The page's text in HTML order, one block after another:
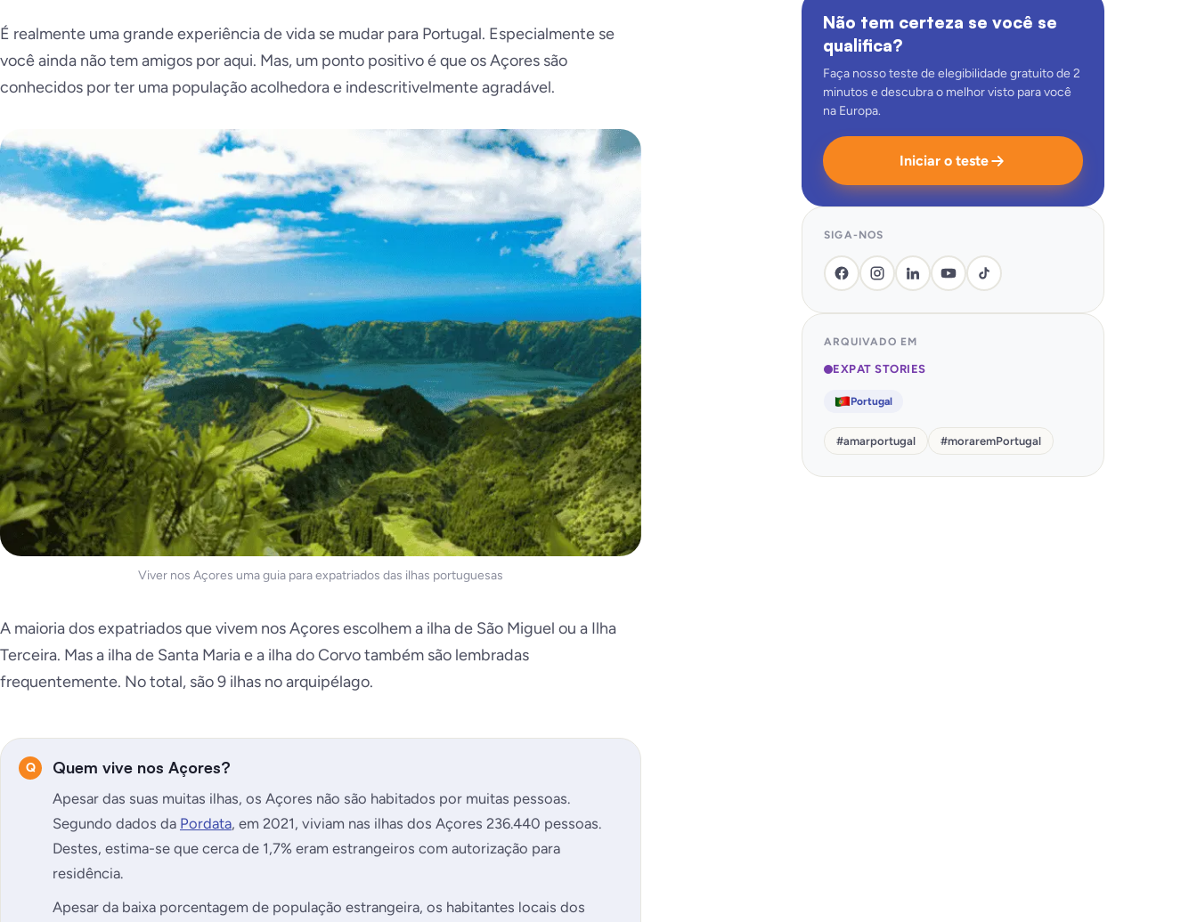
É realmente uma grande experiência de vida se mudar para Portugal. Especialmente se
você ainda não tem amigos por aqui. Mas, um ponto positivo é que os Açores são
conhecidos por ter uma população acolhedora e indescritivelmente agradável.
Viver nos Açores uma guia para expatriados das ilhas portuguesas
A maioria dos expatriados que vivem nos Açores escolhem a ilha de São Miguel ou a Ilha
Terceira. Mas a ilha de Santa Maria e a ilha do Corvo também são lembradas
frequentemente. No total, são 9 ilhas no arquipélago.
Quem vive nos Açores?
Apesar das suas muitas ilhas, os Açores não são habitados por muitas pessoas.
Segundo dados da Pordata, em 2021, viviam nas ilhas dos Açores 236.440 pessoas.
Destes, estima-se que cerca de 1,7% eram estrangeiros com autorização para
residência.
Apesar da baixa porcentagem de população estrangeira, os habitantes locais dos
Não tem certeza se você se
qualifica?
Faça nosso teste de elegibilidade gratuito de 2
minutos e descubra o melhor visto para você
na Europa.
Iniciar o teste
SIGA-NOS
ARQUIVADO EM
EXPAT STORIES
Portugal
#amarportugal #moraremPortugal